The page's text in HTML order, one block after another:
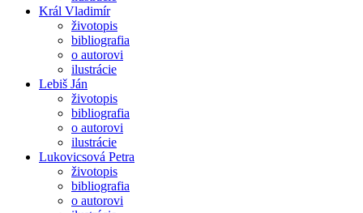
Král Vladimír
životopis
bibliografia
o autorovi
ilustrácie
Lebiš Ján
životopis
bibliografia
o autorovi
ilustrácie
Lukovicsová Petra
životopis
bibliografia
o autorovi